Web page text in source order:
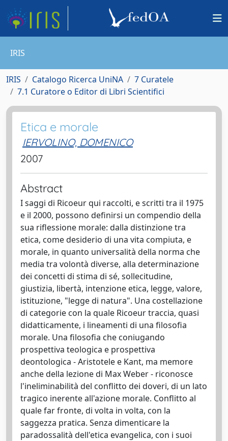
IRIS
IRIS Catalogo Ricerca UniNA
7 Curatele
7.1 Curatore o Editor di Libri Scientifici
Etica e morale
IERVOLINO, DOMENICO
2007
Abstract
I saggi di Ricoeur qui raccolti, e scritti tra il 1975
e il 2000, possono definirsi un compendio della
sua riflessione morale: dalla distinzione tra
etica, come desiderio di una vita compiuta, e
morale, in quanto universalità della norma che
media tra volontà diverse, alla determinazione
dei concetti di stima di sé, sollecitudine,
giustizia, libertà, intenzione etica, legge, valore,
istituzione, "legge di natura". Una costellazione
di categorie con la quale Ricoeur traccia, quasi
didatticamente, i lineamenti di una filosofia
morale. Una filosofia che coniugando
prospettiva teologica e prospettiva
deontologica - Aristotele e Kant, ma memore
anche della lezione di Max Weber - riconosce
l'ineliminabilità del conflitto dei doveri, di un lato
tragico inerente all'azione morale. Conflitto al
quale far fronte, di volta in volta, con la
saggezza pratica. Senza dimenticare la
paradossalità dell'etica evangelica, con i suoi